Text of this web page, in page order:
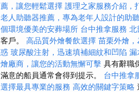
薦，讓您輕鬆選擇 護理之家服務介紹，
老人助聽器推薦，專為老年人設計的助
個環境優美的安葬場所 台中推拿服務 北
客戶。 高品質外燴餐飲選擇 苗栗外燴
惑 玻尿酸注射，迅速填補細紋和凹陷 漏
燴廠商，讓您的活動無懈可擊 具有辭職
滿意的船員通常會得到提示。 台中推拿
選擇最具專業的服務 高效的關鍵字策略